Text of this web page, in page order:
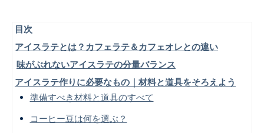
目次
アイスラテとは？カフェラテ＆カフェオレとの違い
味がぶれないアイスラテの分量バランス
アイスラテ作りに必要なもの｜材料と道具をそろえよう
準備すべき材料と道具のすべて
コーヒー豆は何を選ぶ？